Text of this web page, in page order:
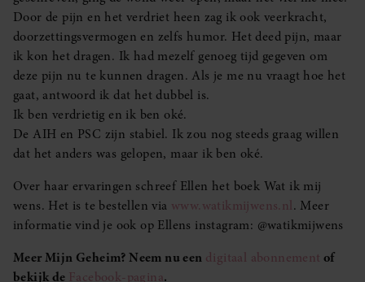
Door de pijn en het verdriet heen zag ik ook veerkracht,
doorzettingsvermogen en zelfs humor. Het deed pijn, maar
ik kon het dragen. Ik had mezelf genoeg tijd gegeven om
deze pijn nu te kunnen dragen. Als je me nu vraagt hoe het
gaat, antwoord ik dat het dubbel is.
Ik ben verdrietig en ik ben oké.
De AIH en PSC zijn stabiel. Ik zou nog steeds graag willen
dat het anders was gelopen, maar ik ben oké.
Over haar ervaringen schreef Ellen het boek Wat ik mij
wens. Het is te bestellen via www.watikmijwens.nl. Meer
informatie vind je ook op Ellens instagram: @watikmijwens
Meer Mijn Geheim? Neem nu een digitaal abonnement of
bekijk de Facebook-pagina.